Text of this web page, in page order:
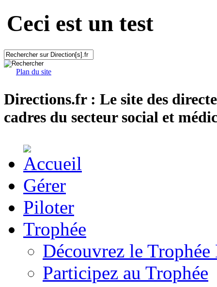
Ceci est un test
Plan du site
Directions.fr : Le site des
cadres du secteur social et
Gérer
Piloter
Trophée
Découvrez le
Participez au Trophée